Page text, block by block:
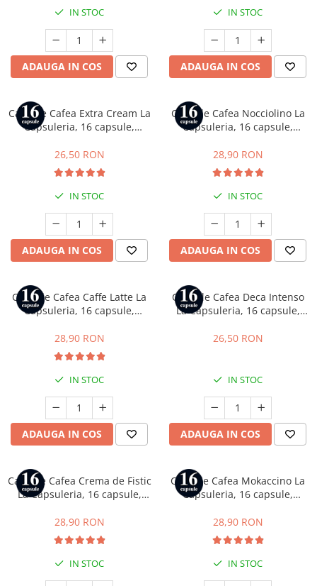
IN STOC
ADAUGA IN COS
IN STOC
ADAUGA IN COS
Capsule Cafea Extra Cream La
Capsuleria, 16 capsule,
26,50 RON
IN STOC
ADAUGA IN COS
Capsule Cafea Nocciolino La
Capsuleria, 16 capsule,
28,90 RON
IN STOC
ADAUGA IN COS
Capsule Cafea Caffe Latte La
Capsuleria, 16 capsule,
28,90 RON
IN STOC
ADAUGA IN COS
Capsule Cafea Deca Intenso
La Capsuleria, 16 capsule,
26,50 RON
IN STOC
ADAUGA IN COS
Capsule Cafea Crema de Fistic
La Capsuleria, 16 capsule,
28,90 RON
IN STOC
Capsule Cafea Mokaccino La
Capsuleria, 16 capsule,
28,90 RON
IN STOC